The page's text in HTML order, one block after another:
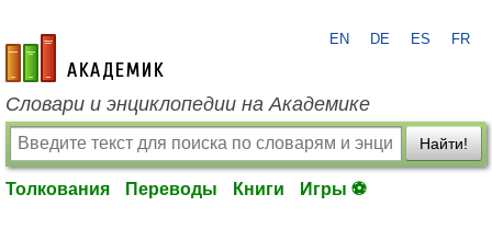
academic.ru
EN DE ES FR
Словари и энциклопедии на Академике
Найти!
Толкования Переводы Книги Игры ⚽